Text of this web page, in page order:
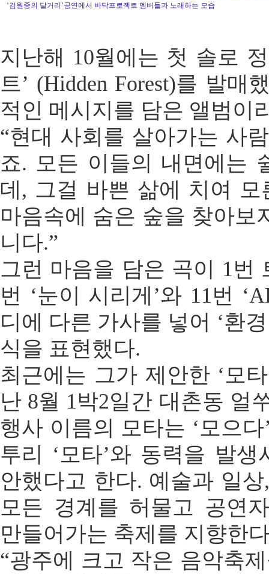
‘김원중의 달거리’공연에서 바닥프로젝트 멤버들과 노래하는 모습
지난해 10월에는 첫 솔로
트’ (Hidden Forest)를 발매
적인 메시지를 담은 앨범이
“현대 사회를 살아가는 사
죠. 모든 이들의 내면에는
데, 그걸 바쁜 삶에 치여
마음속에 숨은 숲을 찾아보
니다.”
그런 마음을 담은 곡이 1번
번 ‘눈이 시리게’와 11번
디에 다른 가사를 넣어 ‘환
식을 표현했다.
최근에는 그가 제안한 ‘모
난 8월 1박2일간 대촌동 얼
행사 이름의 모타는 ‘모으
투리 ‘모타’와 동력을 발생
안했다고 한다. 예술과 일
모든 경계를 허물고 공연
만들어가는 축제를 지향한
“광주에 크고 작은 음악축